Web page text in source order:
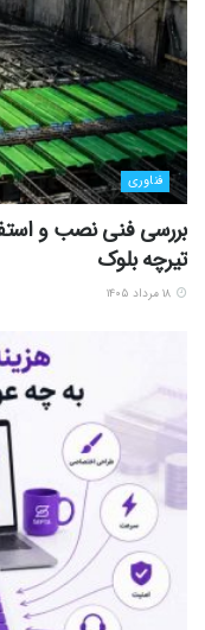
فناوری
بررسی فنی نصب و
تیرچه بلوک